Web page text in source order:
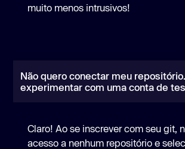
muito menos intrusivos!
Não quero conectar meu
experimentar com uma conta de
Claro! Ao se inscrever com seu git,
acesso a nenhum repositório e